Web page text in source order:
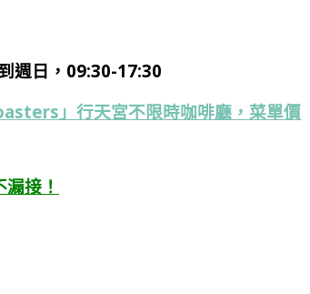
週日，09:30-17:30
」行天宮不限時咖啡廳，菜單價
接！